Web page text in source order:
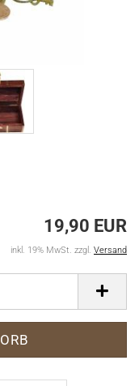
19,90 EUR
inkl. 19% MwSt. zzgl. Versand